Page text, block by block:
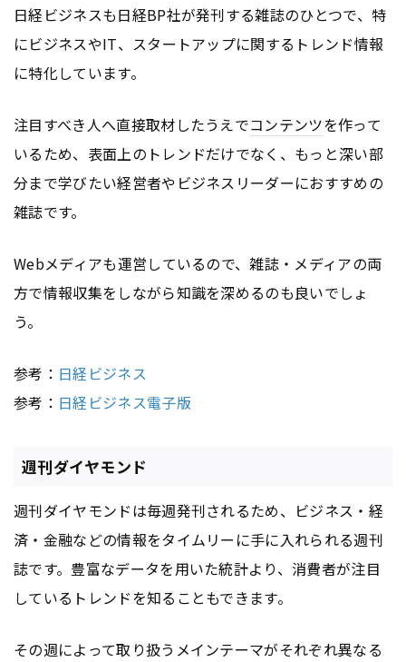
日経ビジネスも日経BP社が発刊する雑誌のひとつで、特
にビジネスやIT、スタートアップに関するトレンド情報
に特化しています。
注目すべき人へ直接取材したうえでコンテンツを作って
いるため、表面上のトレンドだけでなく、もっと深い部
分まで学びたい経営者やビジネスリーダーにおすすめの
雑誌です。
Webメディアも運営しているので、雑誌・メディアの両
方で情報収集をしながら知識を深めるのも良いでしょ
う。
参考： 日経ビジネス
参考： 日経ビジネス電子版
週刊ダイヤモンド
週刊ダイヤモンドは毎週発刊されるため、ビジネス・経
済・金融などの情報をタイムリーに手に入れられる週刊
誌です。豊富なデータを用いた統計より、消費者が注目
しているトレンドを知ることもできます。
その週によって取り扱うメインテーマがそれぞれ異なる